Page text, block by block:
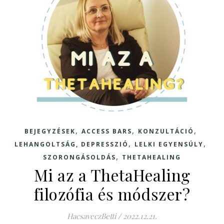
BEJEGYZÉSEK, ACCESS BARS, KONZULTÁCIÓ ,
LEHANGOLTSÁG, DEPRESSZIÓ , LELKI EGYENSÚLY,
SZORONGÁSOLDÁS, THETAHEALING
Mi az a ThetaHealing
filozófia és módszer?
HacsaveczBetti / 2022.12.21.